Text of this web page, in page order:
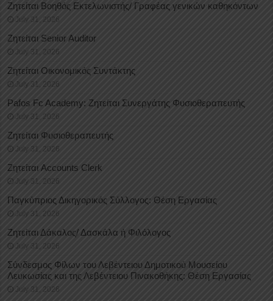
Ζητείται Βοηθός Εκτελωνιστής/ Γραφέας γενικών καθηκόντων
July 31, 2026
Ζητείται Senior Auditor
July 31, 2026
Ζητείται Οικονομικός Συντάκτης
July 31, 2026
Pafos Fc Academy: Ζητείται Συνεργάτης Φυσιοθεραπευτής
July 31, 2026
Ζητείται Φυσιοθεραπευτής
July 31, 2026
Ζητείται Accounts Clerk
July 31, 2026
Παγκύπριος Δικηγορικός Σύλλογος: Θέση Εργασίας
July 31, 2026
Ζητείται Δάκαλος/ Δασκάλα ή Φιλόλογος
July 31, 2026
Σύνδεσμος Φίλων του Λεβέντειου Δημοτικού Μουσείου
Λευκωσίας και της Λεβέντειου Πινακοθήκης: Θέση Εργασίας
July 31, 2026